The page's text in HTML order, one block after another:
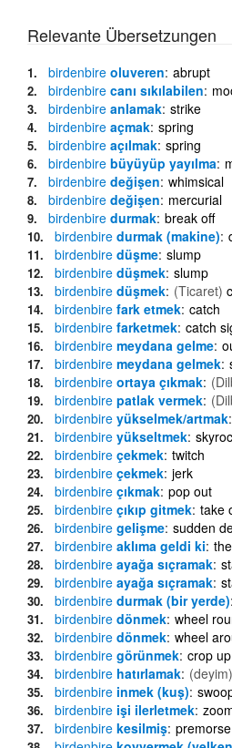
Relevante Übersetzungen
birdenbireoluveren abrupt
birdenbirecanı sıkılabilen
birdenbireanlamak strike
birdenbireaçmak spring
birdenbireaçılmak spring
birdenbirebüyüyüp yayılma
birdenbiredeğişen whimsical
birdenbiredeğişen mercurial
birdenbiredurmak break off
birdenbiredurmak (makine)
birdenbiredüşme slump
birdenbiredüşmek slump
birdenbiredüşmek (Ticaret)
birdenbirefark etmek catch
birdenbirefarketmek catch
birdenbiremeydana gelme
birdenbiremeydana gelmek
birdenbireortaya çıkmak
birdenbirepatlak vermek
birdenbireyükselmek/artmak
birdenbireyükseltmek
birdenbireçekmek twitch
birdenbireçekmek jerk
birdenbireçıkmak pop out
birdenbireçıkıp gitmek take
birdenbiregelişme sudden
birdenbireaklıma geldi ki
birdenbireayağa sıçramak
birdenbireayağa sıçramak
birdenbiredurmak (bir yerde)
birdenbiredönmek wheel
birdenbiredönmek wheel
birdenbiregörünmek crop up
birdenbirehatırlamak (deyim)
birdenbireinmek (kuş)
birdenbireişi ilerletmek
birdenbirekesilmiş premorse